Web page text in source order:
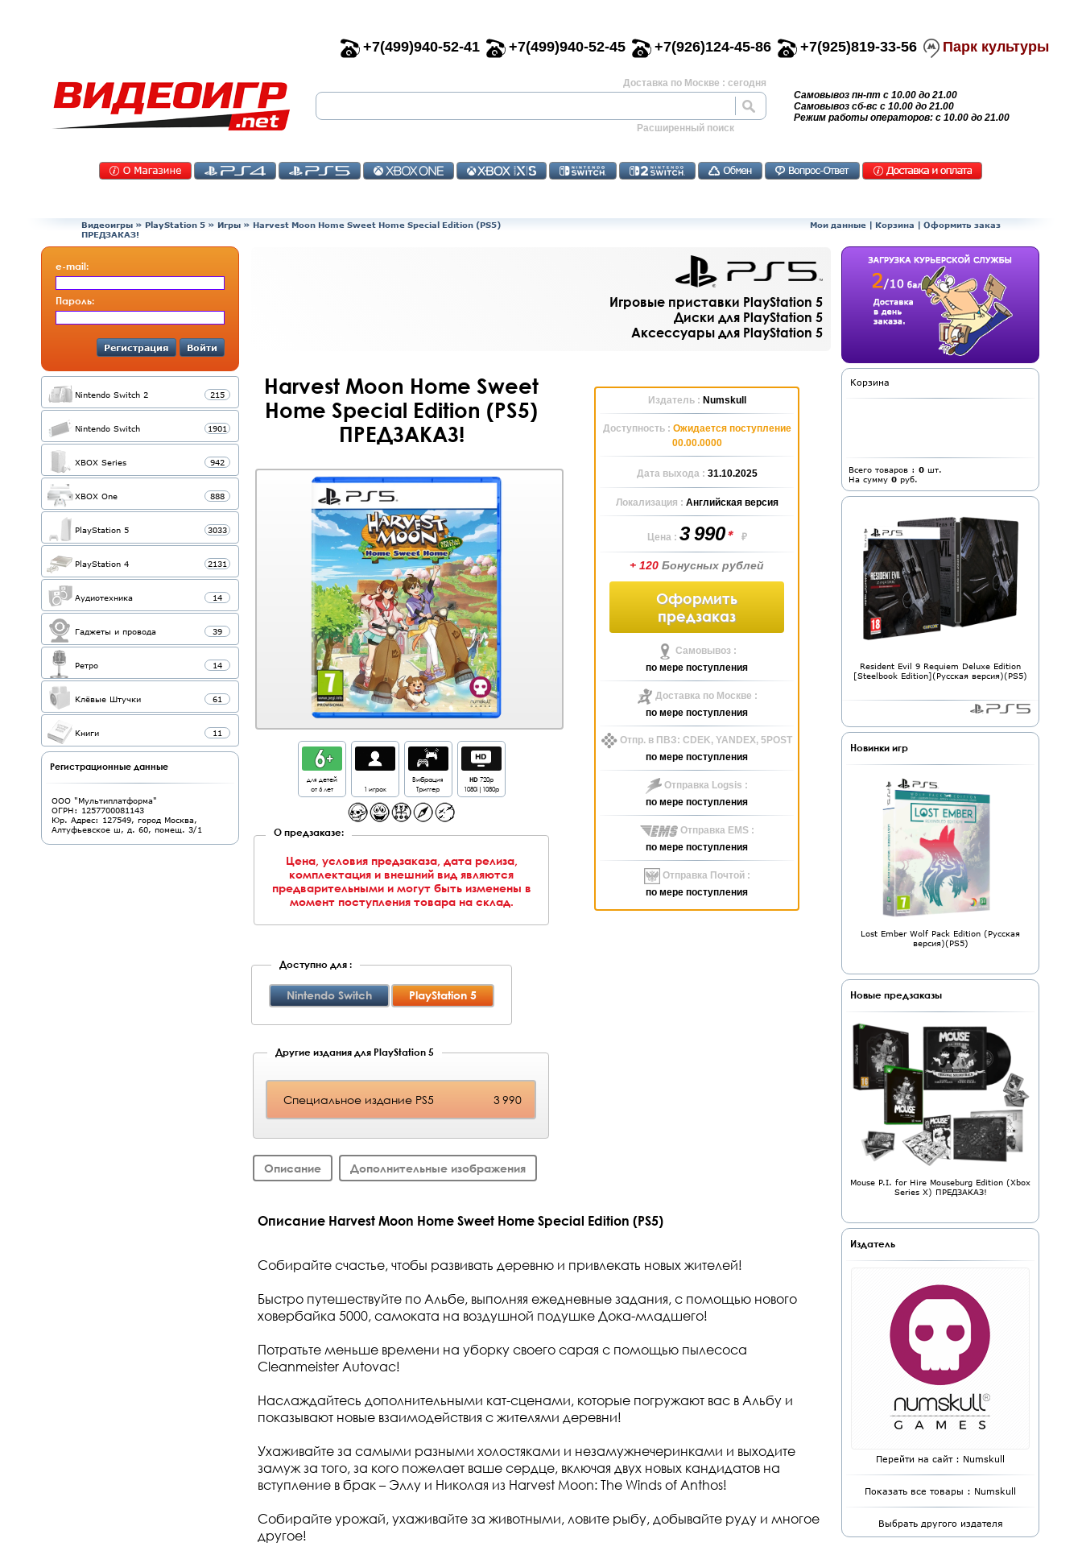
+7(499)940-52-41 +7(499)940-52-45 +7(926)124-45-86 +7(925)819-33-56 Парк культуры
Доставка по Москве : сегодня
Расширенный поиск
Самовывоз пн-пт с 10.00 до 21.00
Самовывоз сб-вс с 10.00 до 21.00
Режим работы операторов: с 10.00 до 21.00
Видеоигры » PlayStation 5 » Игры » Harvest Moon Home Sweet Home Special Edition (PS5)
ПРЕДЗАКАЗ!
Мои данные | Корзина | Оформить заказ
e-mail:
Пароль:
Регистрация Войти
Nintendo Switch 2 215
Nintendo Switch 1901
XBOX Series 942
XBOX One 888
PlayStation 5 3033
PlayStation 4 2131
Аудиотехника 14
Гаджеты и провода 39
Ретро 14
Клёвые Штучки 61
Книги 11
Регистрационные данные
ООО "Мультиплатформа"
ОГРН: 1257700081143
Юр. Адрес: 127549, город Москва,
Алтуфьевское ш, д. 60, помещ. 3/1
Игровые приставки PlayStation 5
Диски для PlayStation 5
Аксессуары для PlayStation 5
Harvest Moon Home Sweet
Home Special Edition (PS5)
ПРЕДЗАКАЗ!
для детей
от 6 лет
1 игрок
Вибрация
Триггер
HD720p
1080i|1080p
О предзаказе:
Цена, условия предзаказа, дата релиза,
комплектация и внешний вид являются
предварительными и могут быть изменены в
момент поступления товара на склад.
Издатель : Numskull
Доступность : Ожидается поступление
00.00.0000
Дата выхода : 31.10.2025
Локализация : Английская версия
Цена : 3 990* ₽
+ 120 Бонусных рублей
Оформить
предзаказ
Самовывоз :
по мере поступления
Доставка по Москве :
по мере поступления
Отпр. в ПВЗ: CDEK, YANDEX, 5POST
по мере поступления
Отправка Logsis :
по мере поступления
Отправка EMS :
по мере поступления
Отправка Почтой :
по мере поступления
Доступно для :
Nintendo Switch PlayStation 5
Другие издания для PlayStation 5
Специальное издание PS5 3 990
Описание Дополнительные изображения
Описание Harvest Moon Home Sweet Home Special Edition (PS5)
Собирайте счастье, чтобы развивать деревню и привлекать новых жителей!
Быстро путешествуйте по Альбе, выполняя ежедневные задания, с помощью нового
ховербайка 5000, самоката на воздушной подушке Дока-младшего!
Потратьте меньше времени на уборку своего сарая с помощью пылесоса
Cleanmeister Autovac!
Наслаждайтесь дополнительными кат-сценами, которые погружают вас в Альбу и
показывают новые взаимодействия с жителями деревни!
Ухаживайте за самыми разными холостяками и незамужнечеринками и выходите
замуж за того, за кого пожелает ваше сердце, включая двух новых кандидатов на
вступление в брак – Эллу и Николая из Harvest Moon: The Winds of Anthos!
Собирайте урожай, ухаживайте за животными, ловите рыбу, добывайте руду и многое
другое!
Корзина
Всего товаров : 0 шт.
На сумму 0 руб.
Resident Evil 9 Requiem Deluxe Edition
[Steelbook Edition](Русская версия)(PS5)
Новинки игр
Lost Ember Wolf Pack Edition (Русская
версия)(PS5)
Новые предзаказы
Mouse P.I. for Hire Mouseburg Edition (Xbox
Series X) ПРЕДЗАКАЗ!
Издатель
Перейти на сайт : Numskull
Показать все товары : Numskull
Выбрать другого издателя